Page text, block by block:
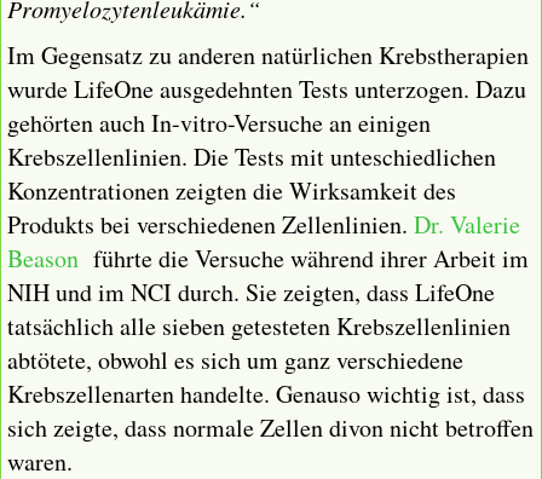
Promyelozytenleukämie.“
Im Gegensatz zu anderen natürlichen Krebstherapien
wurde LifeOne ausgedehnten Tests unterzogen. Dazu
gehörten auch In-vitro-Versuche an einigen
Krebszellenlinien. Die Tests mit unteschiedlichen
Konzentrationen zeigten die Wirksamkeit des
Produkts bei verschiedenen Zellenlinien. Dr. Valerie
Beason führte die Versuche während ihrer Arbeit im
NIH und im NCI durch. Sie zeigten, dass LifeOne
tatsächlich alle sieben getesteten Krebszellenlinien
abtötete, obwohl es sich um ganz verschiedene
Krebszellenarten handelte. Genauso wichtig ist, dass
sich zeigte, dass normale Zellen divon nicht betroffen
waren.